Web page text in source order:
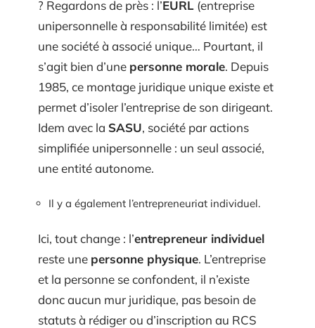
? Regardons de près : l’EURL (entreprise
unipersonnelle à responsabilité limitée) est
une société à associé unique… Pourtant, il
s’agit bien d’une personne morale. Depuis
1985, ce montage juridique unique existe et
permet d’isoler l’entreprise de son dirigeant.
Idem avec la SASU, société par actions
simplifiée unipersonnelle : un seul associé,
une entité autonome.
Il y a également l’entrepreneuriat individuel.
Ici, tout change : l’entrepreneur individuel
reste une personne physique. L’entreprise
et la personne se confondent, il n’existe
donc aucun mur juridique, pas besoin de
statuts à rédiger ou d’inscription au RCS